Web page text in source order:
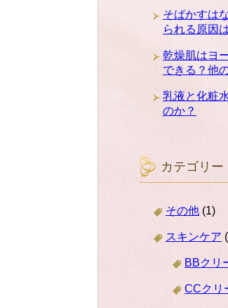
そばかすは
られる原因
乾燥肌はヨ
できる？他
乳液と化粧
のか？
カテゴリー
その他 (1)
スキンケア
BBクリ
CCクリ